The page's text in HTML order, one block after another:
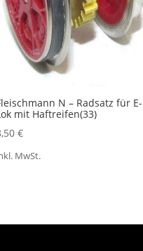
N – Radsatz für E-
mit Haftreifen(33)
€
MwSt.